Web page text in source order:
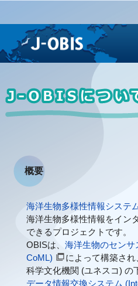
概要
海洋生物多様性情報システ
海洋生物多様性情報をイン
できるプロジェクトです。
OBISは、 海洋生物のセンサ
CoML)
によって構築さ
科学文化機関 (ユネスコ) の
データ情報交換システム